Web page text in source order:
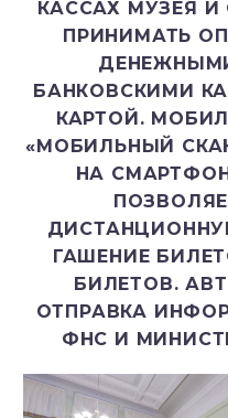
КАССАХ МУЗЕЯ
ПРИНИМАТЬ
БАНКОВСКИМИ
КАРТОЙ.
«МОБИЛЬНЫЙ
НА
ГАШЕНИЕ
БИЛЕТОВ.
ОТПРАВКА
ФНС И